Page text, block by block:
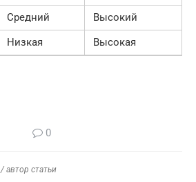
Средний
Высокий
Низкая Высокая
0
/ автор статьи